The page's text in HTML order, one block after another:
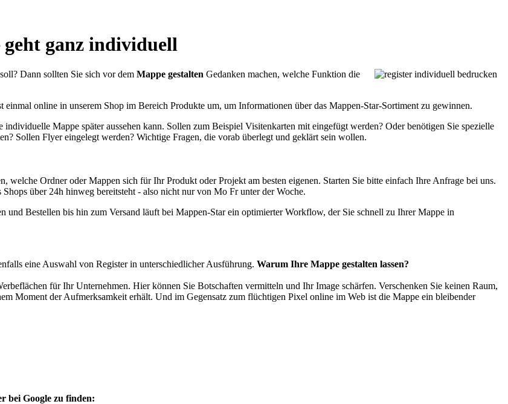
ganz individuell
Dann sollten Sie sich vor dem Mappe gestalten Gedanken machen, welche Funktion die
online in unserem Shop im Bereich Produkte um, um Informationen über das Mappen-Star-Sortiment zu gewinnen.
Mappe später aussehen kann. Sollen zum Beispiel Visitenkarten mit eingefügt werden? Oder benötigen Sie spezielle
Sollen Flyer eingelegt werden? Wichtige Fragen, die vorab überlegt und geklärt sein wollen.
welche Ordner oder Mappen sich für Ihr Produkt oder Projekt am besten eigenen. Starten Sie bitte einfach Ihre Anfrage bei uns.
über 24h hinweg bereitsteht - also nicht nur von Mo Fr unter der Woche.
Bestellen bis hin zum Versand läuft bei Mappen-Star ein optimierter Workflow, der Sie schnell zu Ihrer Mappe in
eine Auswahl von Register in unterschiedlicher Ausführung. Warum Ihre Mappe gestalten lassen?
für Ihr Unternehmen. Hier können Sie Botschaften vermitteln und Ihr Image schärfen. Verschenken Sie keinen Raum,
Moment der Aufmerksamkeit erhält. Und im Gegensatz zum flüchtigen Pixel online im Web ist die Mappe ein bleibender
bei Google zu finden: